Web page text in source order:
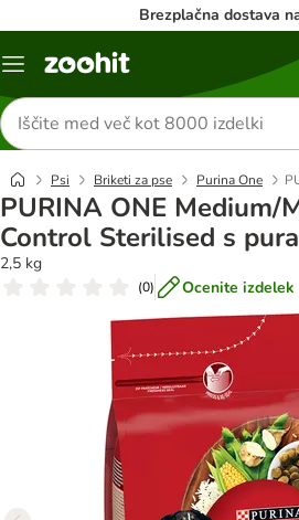
Brezplačna dostava
Meni
Iskanje
izdelkov
Psi Briketi za pse Purina One
PURINA ONE Medium/
Control Sterilised s
2,5 kg
(0) Ocenite izdelek